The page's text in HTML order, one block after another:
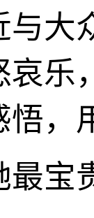
与大
哀乐
悟，
最宝